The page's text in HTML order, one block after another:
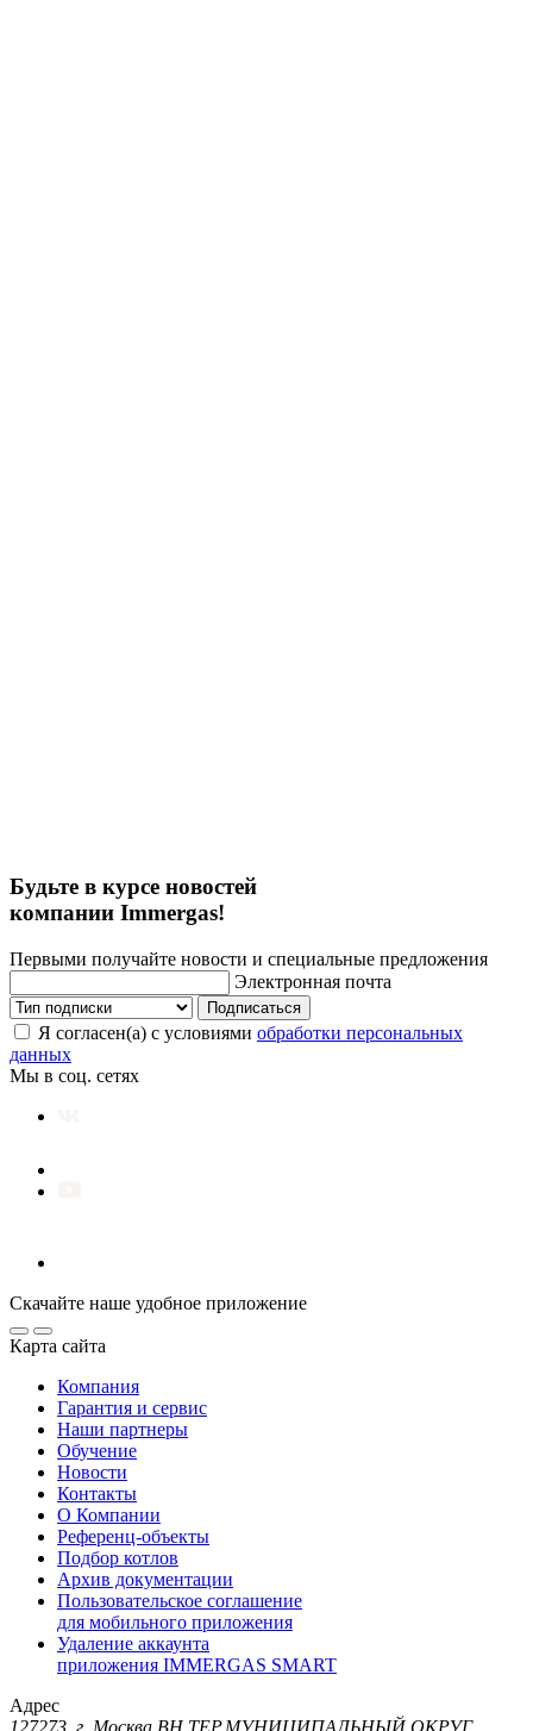
Будьте в курсе новостей
компании Immergas!
Первыми получайте новости и специальные предложения
Электронная почта
Подписаться
Я согласен(а) с условиями обработки персональных
данных
Мы в соц. сетях
Скачайте наше удобное приложение
Карта сайта
Компания
Гарантия и сервис
Наши партнеры
Обучение
Новости
Контакты
О Компании
Референц-объекты
Подбор котлов
Архив документации
Пользовательское соглашение
для мобильного приложения
Удаление аккаунта
приложения IMMERGAS SMART
Адрес
127273, г. Москва ВН.ТЕР.МУНИЦИПАЛЬНЫЙ ОКРУГ